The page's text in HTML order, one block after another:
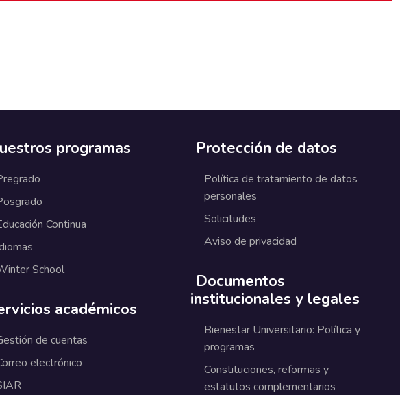
programas
Continua
School
académicos
de cuentas
electrónico
Protección de datos
Política de tratamiento de datos
personales
Solicitudes
Aviso de privacidad
Documentos
institucionales y legales
Bienestar Universitario: Política y
programas
Constituciones, reformas y
estatutos complementarios